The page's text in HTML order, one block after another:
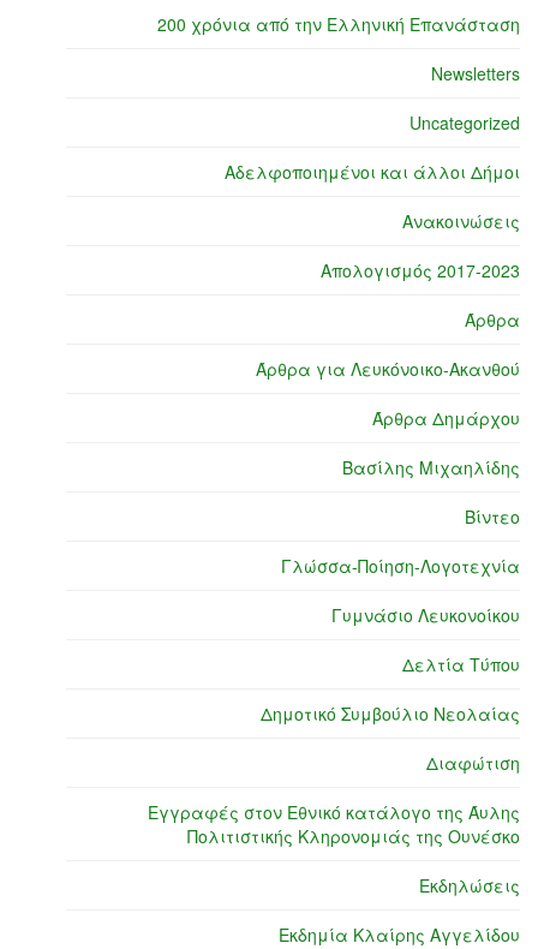
200 χρόνια από την Ελληνική Επανάσταση
Newsletters
Uncategorized
Αδελφοποιημένοι και άλλοι Δήμοι
Ανακοινώσεις
Απολογισμός 2017-2023
Άρθρα
Άρθρα για Λευκόνοικο-Ακανθού
Άρθρα Δημάρχου
Βασίλης Μιχαηλίδης
Βίντεο
Γλώσσα-Ποίηση-Λογοτεχνία
Γυμνάσιο Λευκονοίκου
Δελτία Τύπου
Δημοτικό Συμβούλιο Νεολαίας
Διαφώτιση
Εγγραφές στον Εθνικό κατάλογο της Άυλης
Πολιτιστικής Κληρονομιάς της Ουνέσκο
Εκδηλώσεις
Εκδημία Κλαίρης Αγγελίδου